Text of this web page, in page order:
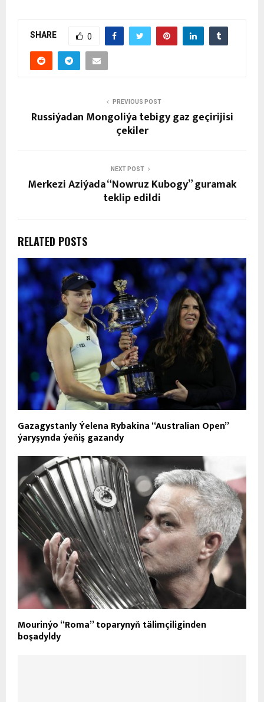
SHARE 0
PREVIOUS POST
Russiýadan Mongoliýa tebigy gaz geçirijisi
çekiler
NEXT POST
Merkezi Aziýada “Nowruz Kubogy” guramak
teklip edildi
RELATED POSTS
Gazagystanly Ýelena Rybakina “Australian Open”
ýaryşynda ýeňiş gazandy
Mourinýo “Roma” toparynyň tälimçiliginden
boşadyldy